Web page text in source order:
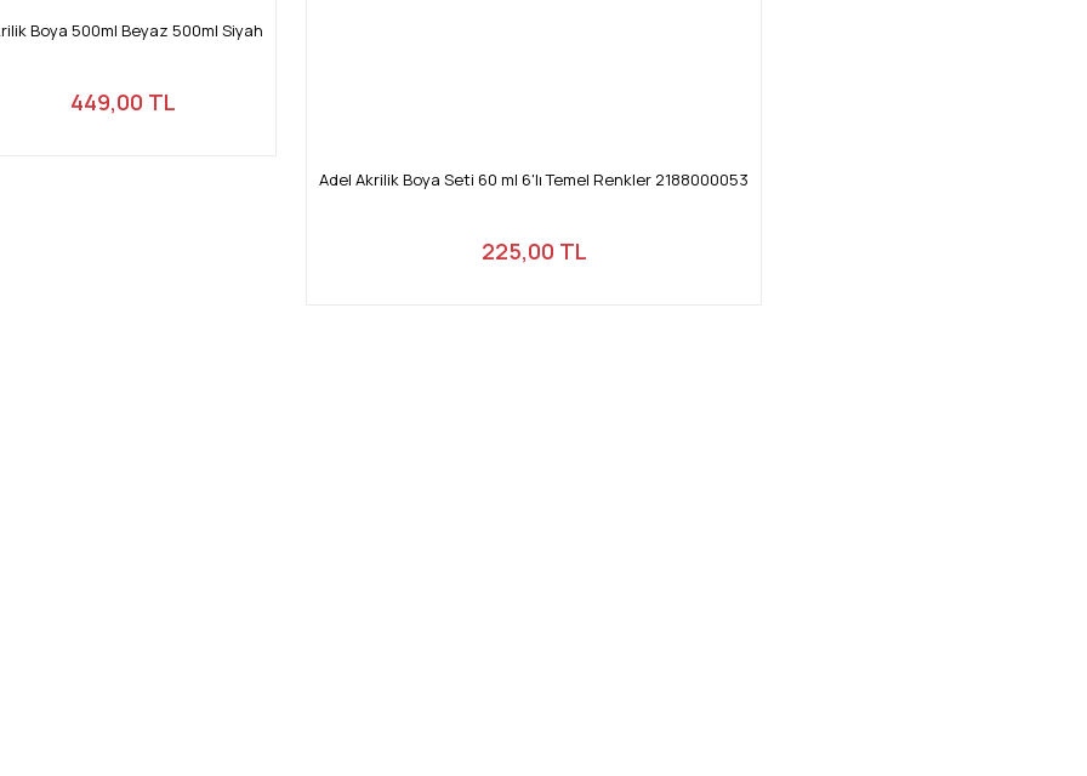
Boya 500ml Beyaz 500ml Siyah
449,00 TL
Adel Akrilik Boya Seti 60 ml 6'lı Temel Renkler 2188000053
225,00 TL